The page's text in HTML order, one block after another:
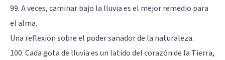
99. A veces, caminar bajo la lluvia es el mejor remedio para
el alma.
Una reflexión sobre el poder sanador de la naturaleza.
100. Cada gota de lluvia es un latido del corazón de la Tierra,